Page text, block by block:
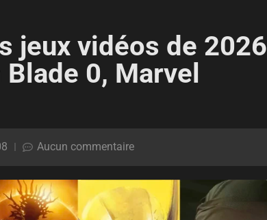
jeux vidéos de 2026
Blade 0, Marvel
Aucun commentaire